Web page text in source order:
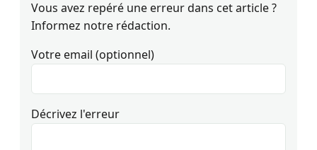
Vous avez repéré une erreur dans cet article ?
Informez notre rédaction.
Votre email (optionnel)
Décrivez l'erreur